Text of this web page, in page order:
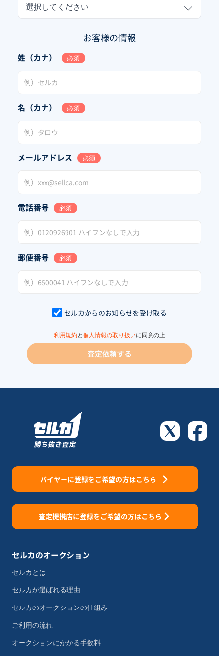
選択してください
お客様の情報
姓（カナ） 必須
名（カナ） 必須
メールアドレス 必須
電話番号 必須
郵便番号 必須
セルカからのお知らせを受け取る
利用規約と 個人情報の取り扱いに同意の上
査定依頼する
バイヤーに登録をご希望の方はこちら
査定提携店に登録をご希望の方はこちら
セルカのオークション
セルカとは
セルカが選ばれる理由
セルカのオークションの仕組み
ご利用の流れ
オークションにかかる手数料